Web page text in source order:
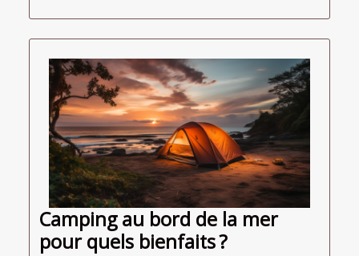
Camping au bord de la mer
pour quels bienfaits ?